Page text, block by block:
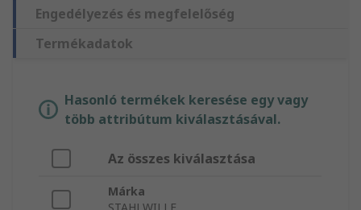
Engedélyezés és megfelelőség
Termékadatok
Hasonló termékek keresése egy vagy
több attribútum kiválasztásával.
Az összes kiválasztása
Márka